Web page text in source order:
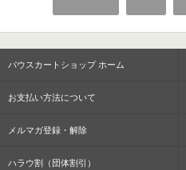
パウスカートショップ ホーム
お支払い方法について
メルマガ登録・解除
ハラウ割（団体割引）